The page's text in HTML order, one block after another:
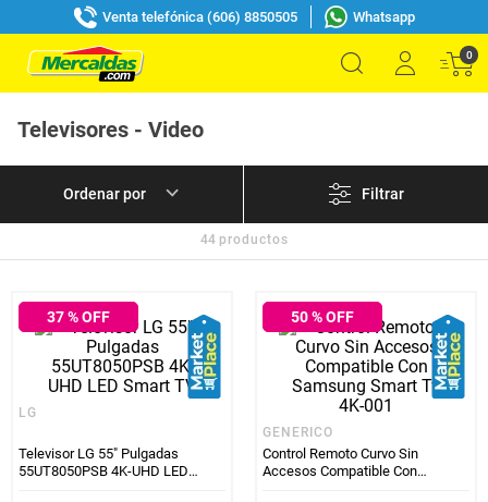
Venta telefónica (606) 8850505 Whatsapp
0
Televisores - Video
Filtrar
44 productos
37% OFF
LG
Televisor LG 55" Pulgadas
55UT8050PSB 4K-UHD LED
50% OFF
GENERICO
Control Remoto Curvo Sin
Accesos Compatible Con